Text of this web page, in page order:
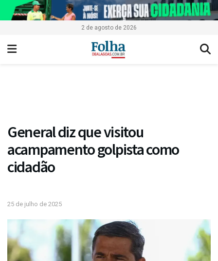
2 de agosto de 2026
General diz que visitou
acampamento golpista como
cidadão
25 de julho de 2025